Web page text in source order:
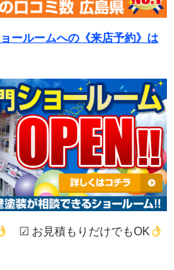
ールームへの《来店予約》は
☑ お見積もりだけでもOK